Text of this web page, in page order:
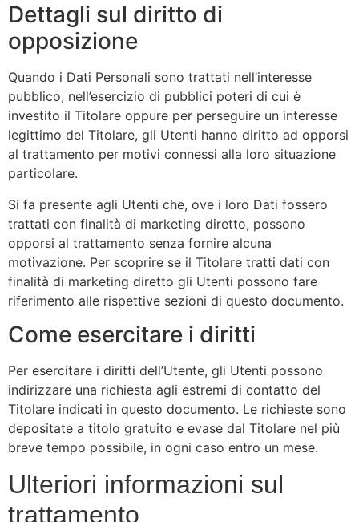
Dettagli sul diritto di
opposizione
Quando i Dati Personali sono trattati nell’interesse
pubblico, nell’esercizio di pubblici poteri di cui è
investito il Titolare oppure per perseguire un interesse
legittimo del Titolare, gli Utenti hanno diritto ad opporsi
al trattamento per motivi connessi alla loro situazione
particolare.
Si fa presente agli Utenti che, ove i loro Dati fossero
trattati con finalità di marketing diretto, possono
opporsi al trattamento senza fornire alcuna
motivazione. Per scoprire se il Titolare tratti dati con
finalità di marketing diretto gli Utenti possono fare
riferimento alle rispettive sezioni di questo documento.
Come esercitare i diritti
Per esercitare i diritti dell’Utente, gli Utenti possono
indirizzare una richiesta agli estremi di contatto del
Titolare indicati in questo documento. Le richieste sono
depositate a titolo gratuito e evase dal Titolare nel più
breve tempo possibile, in ogni caso entro un mese.
Ulteriori informazioni sul
trattamento